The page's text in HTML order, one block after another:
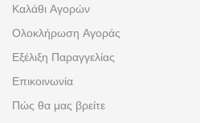
Καλάθι Αγορών
Ολοκλήρωση Αγοράς
Εξέλιξη Παραγγελίας
Επικοινωνία
Πώς θα μας βρείτε